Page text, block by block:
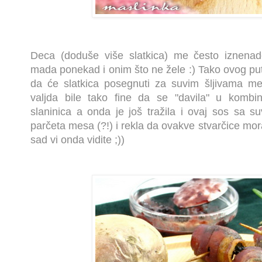
Deca (doduše više slatkica) me često
mada ponekad i onim što ne žele :) Tako ovog
da će slatkica posegnuti za suvim šljivama
valjda bile tako fine da se "davila" u
slaninica a onda je još tražila i ovaj sos sa
parčeta mesa (?!) i rekla da ovakve stvarčice
sad vi onda vidite ;))